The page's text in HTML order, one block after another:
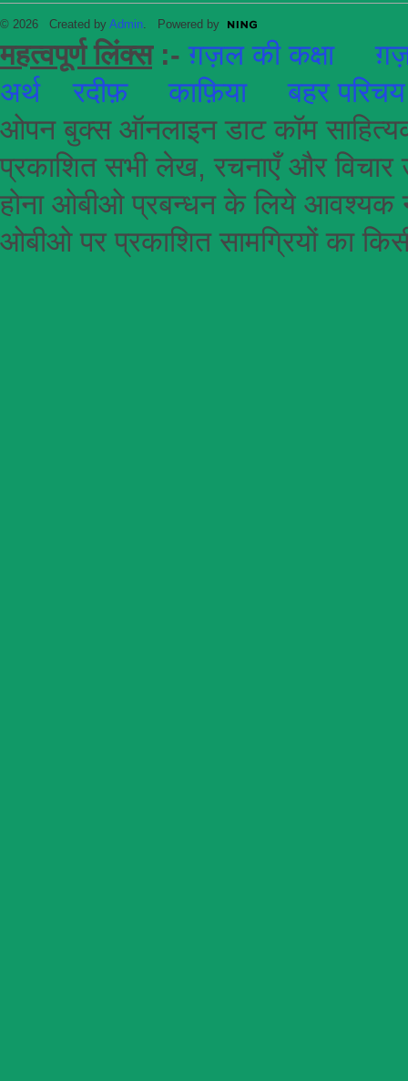
© 2026 Created by Admin . Powered by
महत्वपूर्ण लिंक्स :- ग़ज़ल की कक्षा
अर्थ
रदीफ़ काफ़िया
बहर
ओपन बुक्स ऑनलाइन डाट कॉम
प्रकाशित सभी लेख, रचनाएँ और विचार
होना ओबीओप्रबन्धन के लिये आवश्यक
ओबीओ पर प्रकाशित सामग्रियों का